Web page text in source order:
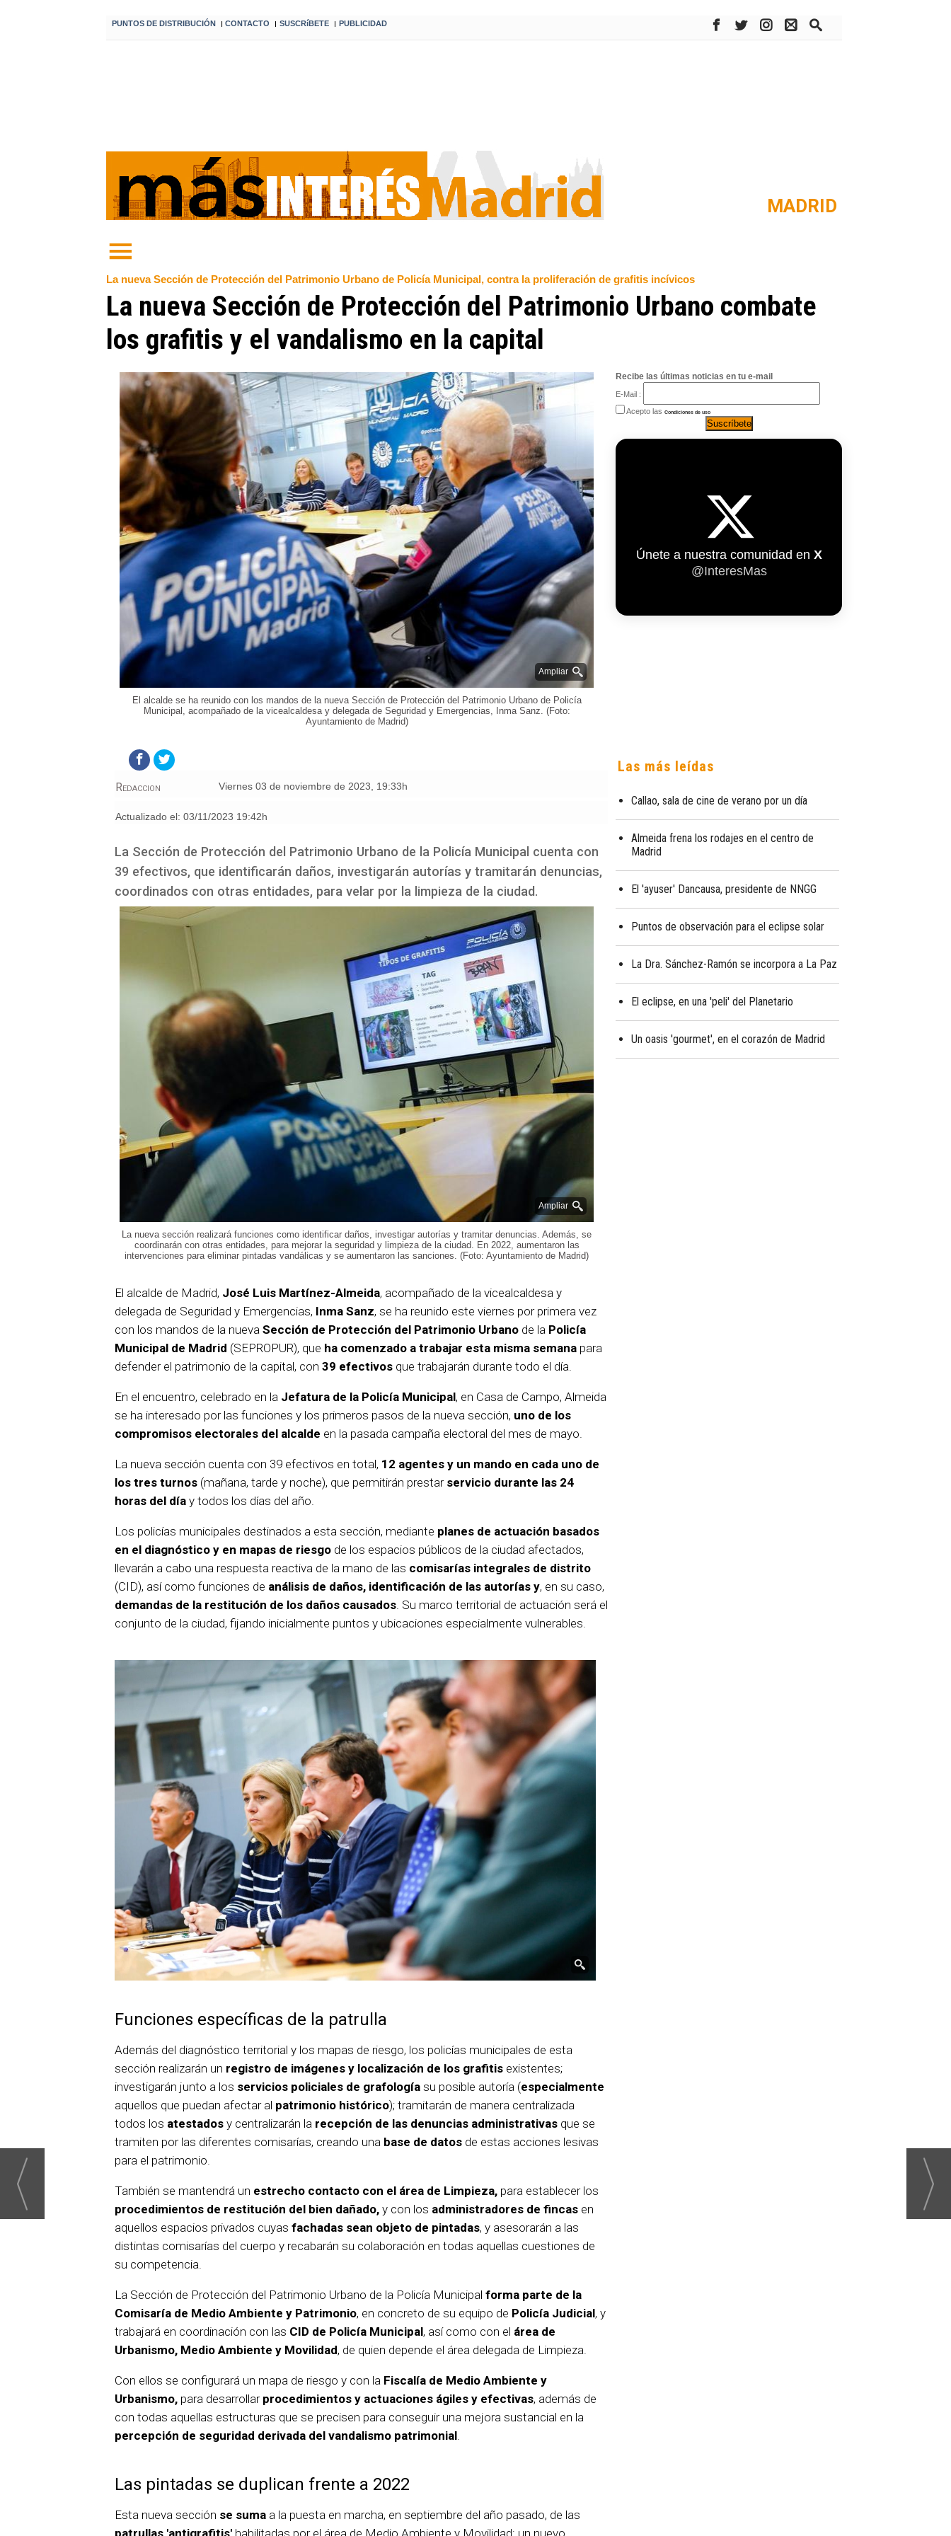
PUNTOS DE DISTRIBUCIÓN I CONTACTO I SUSCRíBETE I PUBLICIDAD
MADRID
La nueva Sección de Protección del Patrimonio Urbano de Policía Municipal, contra la proliferación de grafitis incívicos
La nueva Sección de Protección del Patrimonio Urbano combate
los grafitis y el vandalismo en la capital
Ampliar
El alcalde se ha reunido con los mandos de la nueva Sección de Protección del Patrimonio Urbano de Policía
Municipal, acompañado de la vicealcaldesa y delegada de Seguridad y Emergencias, Inma Sanz. (Foto:
Ayuntamiento de Madrid)
viernes 03 de noviembre de 2023, 19:33h
Redaccion
Actualizado el: 03/11/2023 19:42h
La Sección de Protección del Patrimonio Urbano de la Policía Municipal cuenta con
39 efectivos, que identificarán daños, investigarán autorías y tramitarán denuncias,
coordinados con otras entidades, para velar por la limpieza de la ciudad.
Ampliar
La nueva sección realizará funciones como identificar daños, investigar autorías y tramitar denuncias. Además, se
coordinarán con otras entidades, para mejorar la seguridad y limpieza de la ciudad. En 2022, aumentaron las
intervenciones para eliminar pintadas vandálicas y se aumentaron las sanciones. (Foto: Ayuntamiento de Madrid)
El alcalde de Madrid, José Luis Martínez-Almeida, acompañado de la vicealcaldesa y
delegada de Seguridad y Emergencias, Inma Sanz, se ha reunido este viernes por primera vez
con los mandos de la nueva Sección de Protección del Patrimonio Urbano de la Policía
Municipal de Madrid (SEPROPUR), que ha comenzado a trabajar esta misma semana para
defender el patrimonio de la capital, con 39 efectivos que trabajarán durante todo el día.
En el encuentro, celebrado en la Jefatura de la Policía Municipal, en Casa de Campo, Almeida
se ha interesado por las funciones y los primeros pasos de la nueva sección, uno de los
compromisos electorales del alcalde en la pasada campaña electoral del mes de mayo.
La nueva sección cuenta con 39 efectivos en total, 12 agentes y un mando en cada uno de
los tres turnos (mañana, tarde y noche), que permitirán prestar servicio durante las 24
horas del día y todos los días del año.
Los policías municipales destinados a esta sección, mediante planes de actuación basados
en el diagnóstico y en mapas de riesgo de los espacios públicos de la ciudad afectados,
llevarán a cabo una respuesta reactiva de la mano de las comisarías integrales de distrito
(CID), así como funciones de análisis de daños, identificación de las autorías y, en su caso,
demandas de la restitución de los daños causados. Su marco territorial de actuación será el
conjunto de la ciudad, fijando inicialmente puntos y ubicaciones especialmente vulnerables.
Funciones específicas de la patrulla
Además del diagnóstico territorial y los mapas de riesgo, los policías municipales de esta
sección realizarán un registro de imágenes y localización de los grafitis existentes;
investigarán junto a los servicios policiales de grafología su posible autoría (especialmente
aquellos que puedan afectar al patrimonio histórico); tramitarán de manera centralizada
todos los atestados y centralizarán la recepción de las denuncias administrativas que se
tramiten por las diferentes comisarías, creando una base de datos de estas acciones lesivas
para el patrimonio.
También se mantendrá un estrecho contacto con el área de Limpieza, para establecer los
procedimientos de restitución del bien dañado, y con los administradores de fincas en
aquellos espacios privados cuyas fachadas sean objeto de pintadas, y asesorarán a las
distintas comisarías del cuerpo y recabarán su colaboración en todas aquellas cuestiones de
su competencia.
La Sección de Protección del Patrimonio Urbano de la Policía Municipal forma parte de la
Comisaría de Medio Ambiente y Patrimonio, en concreto de su equipo de Policía Judicial, y
trabajará en coordinación con las CID de Policía Municipal, así como con el área de
Urbanismo, Medio Ambiente y Movilidad, de quien depende el área delegada de Limpieza.
Con ellos se configurará un mapa de riesgo y con la Fiscalía de Medio Ambiente y
Urbanismo, para desarrollar procedimientos y actuaciones ágiles y efectivas, además de
con todas aquellas estructuras que se precisen para conseguir una mejora sustancial en la
percepción de seguridad derivada del vandalismo patrimonial.
Las pintadas se duplican frente a 2022
Esta nueva sección se suma a la puesta en marcha, en septiembre del año pasado, de las
Recibe las últimas noticias en tu e-mail
E-Mail :
Acepto las Condiciones de uso
Únete a nuestra comunidad en X
@InteresMas
Las más leídas
Callao, sala de cine de verano por un día
Almeida frena los rodajes en el centro de
Madrid
El 'ayuser' Dancausa, presidente de NNGG
Puntos de observación para el eclipse solar
La Dra. Sánchez-Ramón se incorpora a La Paz
El eclipse, en una 'peli' del Planetario
Un oasis 'gourmet', en el corazón de Madrid